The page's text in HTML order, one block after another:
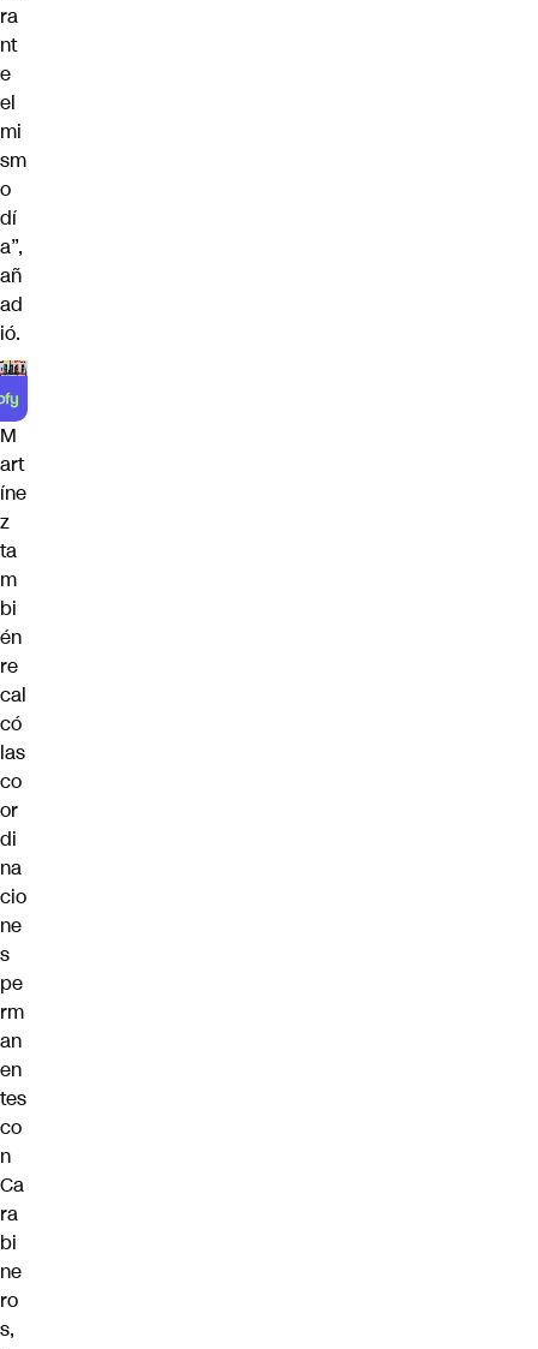
ra
nt
e
el
mi
sm
o
dí
a”,
añ
ad
ió.
M
art
íne
z
ta
m
bi
én
re
cal
có
las
co
or
di
na
cio
ne
s
pe
rm
an
en
tes
co
n
Ca
ra
bi
ne
ro
s,